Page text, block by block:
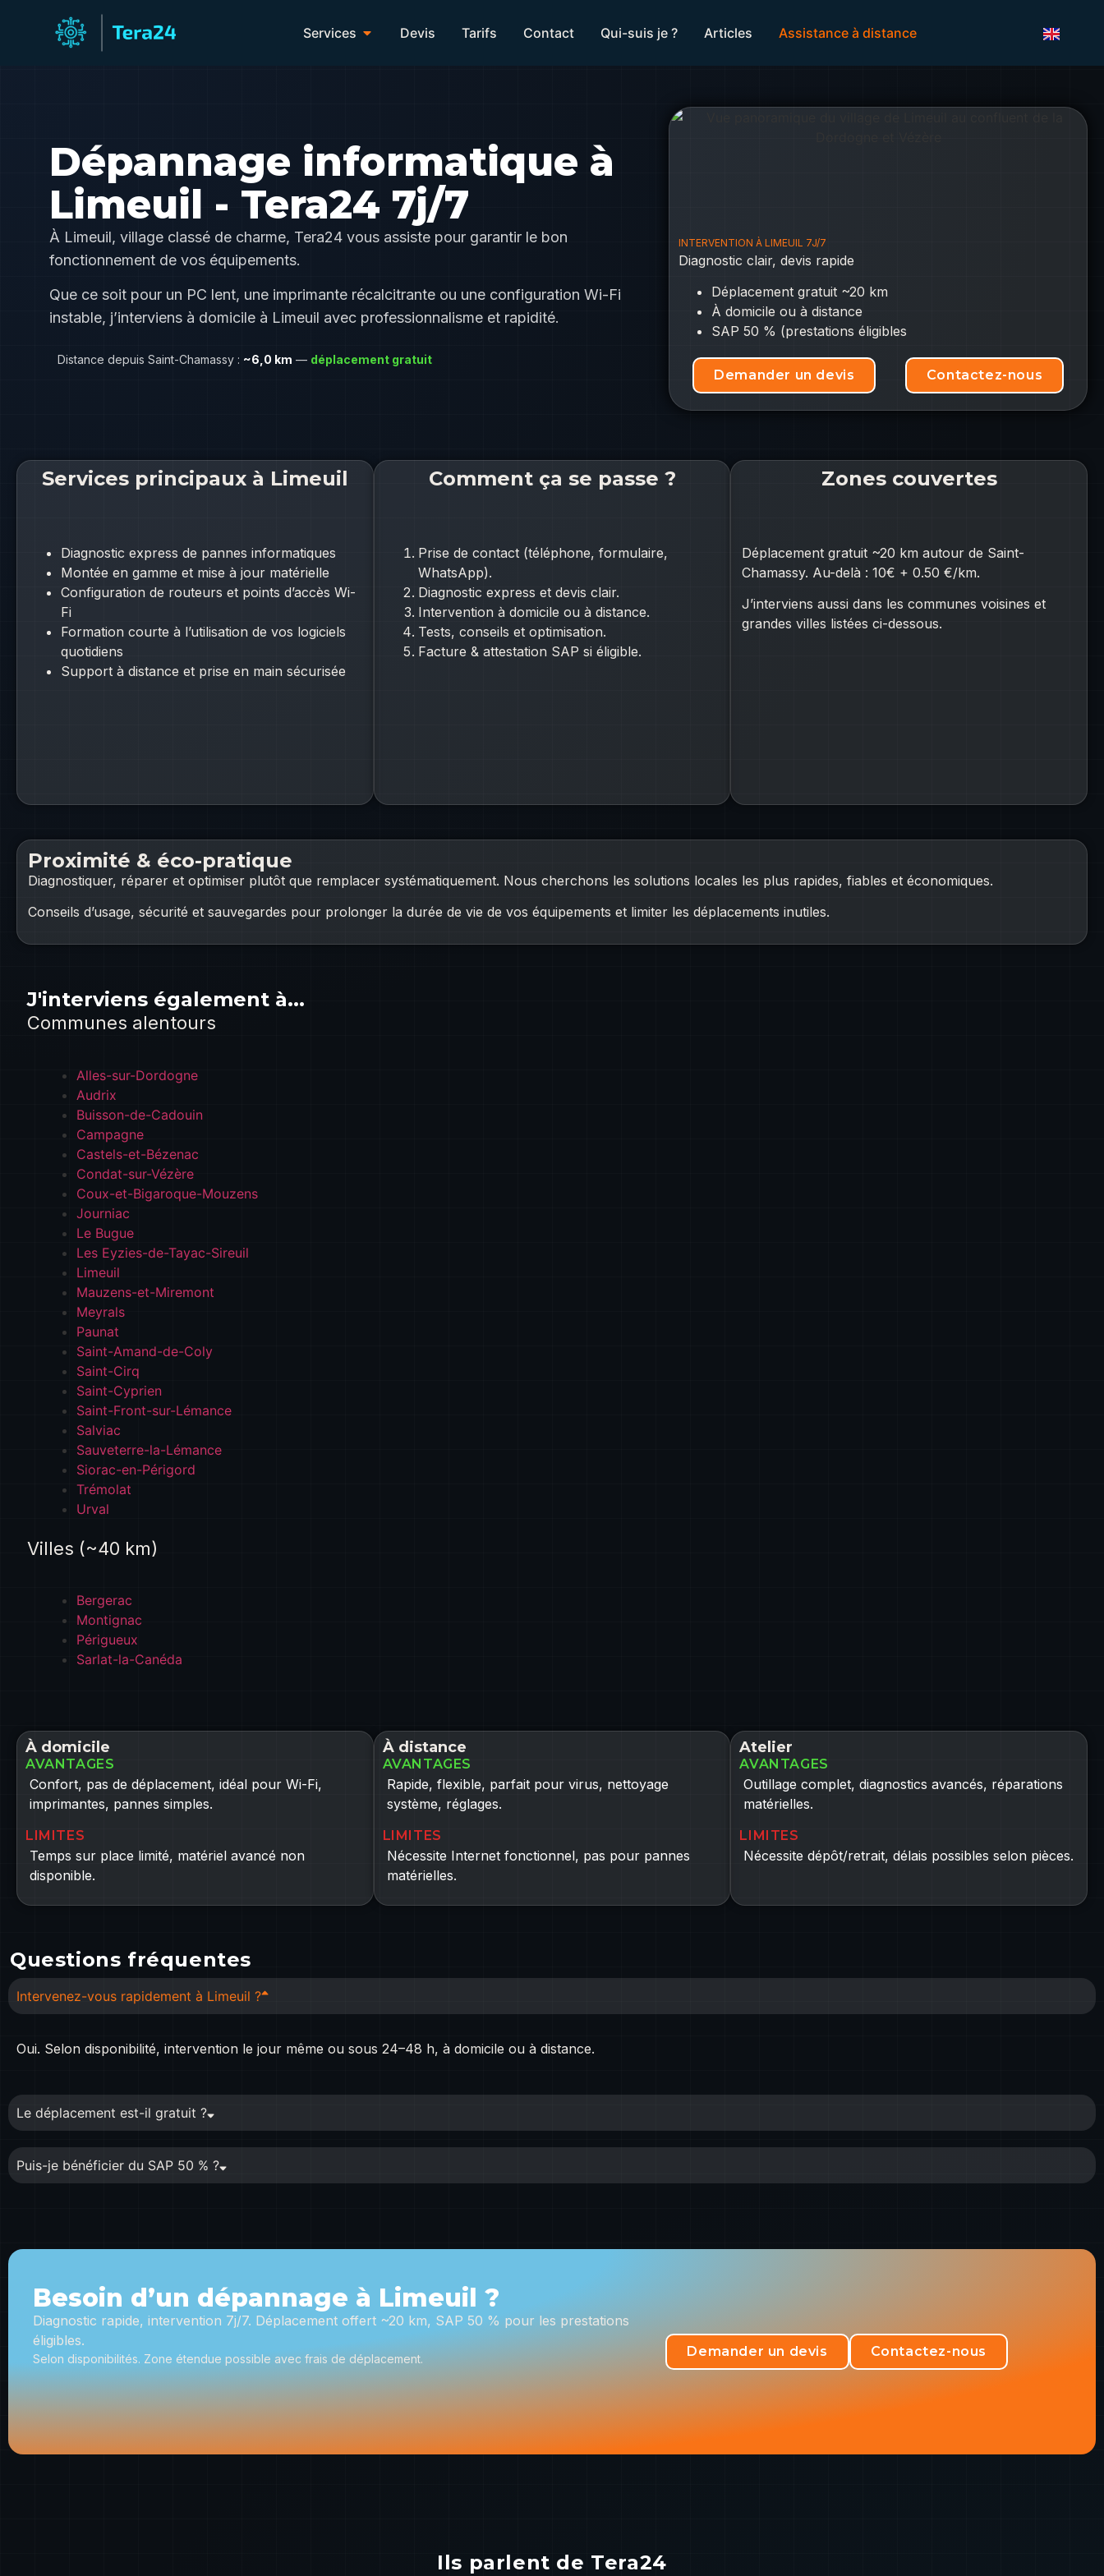
Services Devis Tarifs Contact Qui-suis je ? Articles Assistance à distance
Dépannage informatique à
Limeuil - Tera24 7j/7
À Limeuil, village classé de charme, Tera24 vous assiste pour garantir le bon
fonctionnement de vos équipements.
Que ce soit pour un PC lent, une imprimante récalcitrante ou une configuration Wi-Fi
instable, j’interviens à domicile à Limeuil avec professionnalisme et rapidité.
Distance depuis Saint-Chamassy : ~6,0 km — déplacement gratuit
INTERVENTION À LIMEUIL 7J/7
Diagnostic clair, devis rapide
Déplacement gratuit ~20 km
À domicile ou à distance
SAP 50 % (prestations éligibles
Demander un devis Contactez-nous
Services principaux à Limeuil
Diagnostic express de pannes informatiques
Montée en gamme et mise à jour matérielle
Configuration de routeurs et points d’accès Wi-
Fi
Formation courte à l’utilisation de vos logiciels
quotidiens
Support à distance et prise en main sécurisée
Comment ça se passe ?
Prise de contact (téléphone, formulaire,
WhatsApp).
Diagnostic express et devis clair.
Intervention à domicile ou à distance.
Tests, conseils et optimisation.
Facture & attestation SAP si éligible.
Zones couvertes
Déplacement gratuit ~20 km autour de Saint-
Chamassy. Au-delà : 10€ + 0.50 €/km.
J’interviens aussi dans les communes voisines et
grandes villes listées ci-dessous.
Proximité & éco-pratique
Diagnostiquer, réparer et optimiser plutôt que remplacer systématiquement. Nous cherchons les solutions locales les plus rapides, fiables et économiques.
Conseils d’usage, sécurité et sauvegardes pour prolonger la durée de vie de vos équipements et limiter les déplacements inutiles.
J'interviens également à...
Communes alentours
Alles-sur-Dordogne
Audrix
Buisson-de-Cadouin
Campagne
Castels-et-Bézenac
Condat-sur-Vézère
Coux-et-Bigaroque-Mouzens
Journiac
Le Bugue
Les Eyzies-de-Tayac-Sireuil
Limeuil
Mauzens-et-Miremont
Meyrals
Paunat
Saint-Amand-de-Coly
Saint-Cirq
Saint-Cyprien
Saint-Front-sur-Lémance
Salviac
Sauveterre-la-Lémance
Siorac-en-Périgord
Trémolat
Urval
Villes (~40 km)
Bergerac
Montignac
Périgueux
Sarlat-la-Canéda
À domicile
AVANTAGES
Confort, pas de déplacement, idéal pour Wi-Fi,
imprimantes, pannes simples.
LIMITES
Temps sur place limité, matériel avancé non
disponible.
À distance
AVANTAGES
Rapide, flexible, parfait pour virus, nettoyage
système, réglages.
LIMITES
Nécessite Internet fonctionnel, pas pour pannes
matérielles.
Atelier
AVANTAGES
Outillage complet, diagnostics avancés, réparations
matérielles.
LIMITES
Nécessite dépôt/retrait, délais possibles selon pièces.
Questions fréquentes
Intervenez-vous rapidement à Limeuil ?
Oui. Selon disponibilité, intervention le jour même ou sous 24–48 h, à domicile ou à distance.
Le déplacement est-il gratuit ?
Puis-je bénéficier du SAP 50 % ?
Besoin d’un dépannage à Limeuil ?
Diagnostic rapide, intervention 7j/7. Déplacement offert ~20 km, SAP 50 % pour les prestations
éligibles.
Selon disponibilités. Zone étendue possible avec frais de déplacement. Demander un devis Contactez-nous
Ils parlent de Tera24